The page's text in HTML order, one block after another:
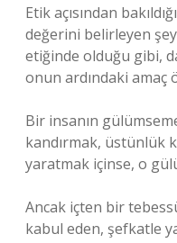
Etik açısından
değerini belirleyen şey
etiğinde olduğu gibi,
onun ardındaki amaç
Bir insanın
kandırmak, üstünlük
yaratmak içinse, o
Ancak içten bir
kabul eden, şefkatle